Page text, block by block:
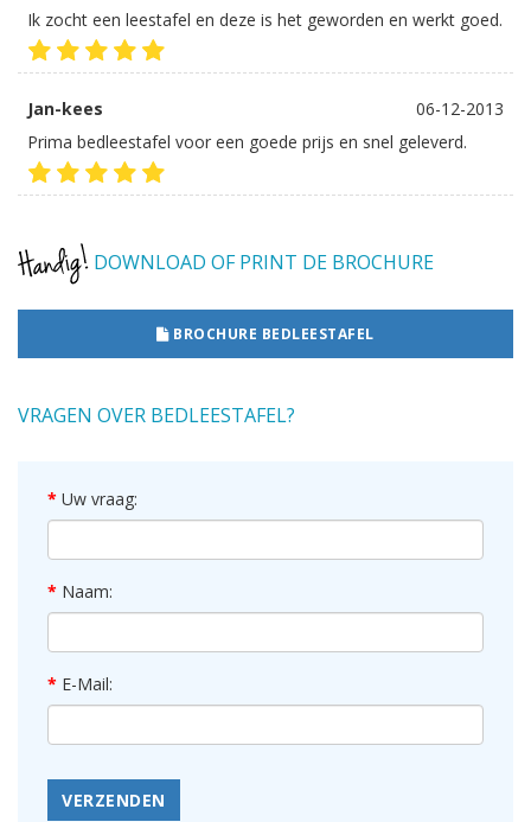
Ik zocht een leestafel en deze is het geworden en werkt goed.
Jan-kees
06-12-2013
Prima bedleestafel voor een goede prijs en snel geleverd.
DOWNLOAD OF PRINT DE BROCHURE
BROCHURE BEDLEESTAFEL
VRAGEN OVER BEDLEESTAFEL?
Uw vraag:
Naam:
E-Mail:
VERZENDEN